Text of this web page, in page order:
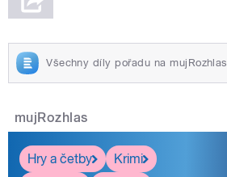
Všechny díly pořadu na mujRozhlas
mujRozhlas
Hry a četby
Krimi